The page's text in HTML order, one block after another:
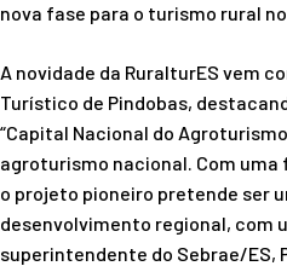
nova fase para o turismo rural
A novidade da RuralturES vem
Turístico de Pindobas,
“Capital Nacional do
agroturismo nacional. Com
o projeto pioneiro pretende ser
desenvolvimento regional, com
superintendente do Sebrae/ES,